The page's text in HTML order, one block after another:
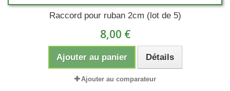
Raccord pour ruban 2cm (lot de 5)
8,00 €
Ajouter au panier Détails
Ajouter au comparateur